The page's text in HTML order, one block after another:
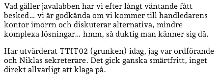
Vad gäller javalabben har vi efter långt väntande fått
besked… vi är godkända om vi kommer till handledarens
kontor imorrn och diskuterar alternativa, mindre
komplexa lösningar… hmm, så duktig man känner sig då.
Har utvärderat TTIT02 (grunken) idag, jag var ordförande
och Niklas sekreterare. Det gick ganska smärtfritt, inget
direkt allvarligt att klaga på.